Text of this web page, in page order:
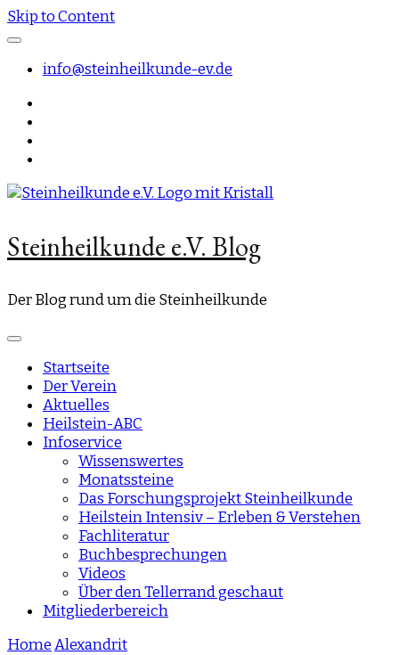
Skip to Content
info@steinheilkunde-ev.de
Steinheilkunde e.V. Blog
Der Blog rund um die Steinheilkunde
Startseite
Der Verein
Aktuelles
Heilstein-ABC
Infoservice
Wissenswertes
Monatssteine
Das Forschungsprojekt Steinheilkunde
Heilstein Intensiv – Erleben & Verstehen
Fachliteratur
Buchbesprechungen
Videos
Über den Tellerrand geschaut
Mitgliederbereich
HomeAlexandrit